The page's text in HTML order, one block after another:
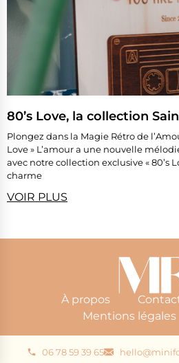
80’s Love, la collection
Plongez dans la Magie Rétro de
Love » L’amour a une nouvelle
avec notre collection exclusive « 80’s
charme
VOIR PLUS
À propos
Mentions légales
06 78 59 39 65